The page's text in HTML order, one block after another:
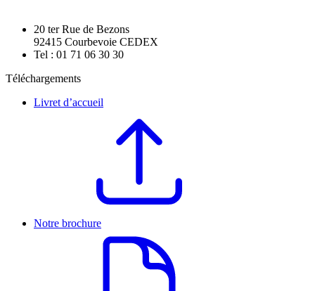
20 ter Rue de Bezons
92415 Courbevoie CEDEX
Tel : 01 71 06 30 30
Téléchargements
Livret d’accueil
Notre brochure